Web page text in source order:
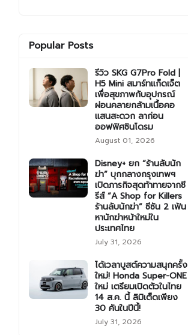
Popular Posts
รีวิว SKG G7Pro Fold |
H5 Mini สมาร์ทแก็ดเจ็ต
เพื่อสุขภาพกับอุปกรณ์
ผ่อนคลายกล้ามเนื้อคอ
แสนสะดวก ลาก่อน
ออฟฟิศซินโดรม
August 01, 2026
Disney+ ยก “ร้านลับนัก
ฆ่า” บุกกลางกรุงเทพฯ
เปิดภารกิจสุดท้าทายจากซี
รีส์ “A Shop for Killers
ร้านลับนักฆ่า” ซีซัน 2 เฟ้น
หานักฆ่าหน้าใหม่ใน
ประเทศไทย
July 31, 2026
ได้เวลาบูสต์ความสนุกครั้ง
ใหม่! Honda Super-ONE
ใหม่ เตรียมเปิดตัวในไทย
14 ส.ค. นี้ ลิมิเต็ดเพียง
30 คันในปีนี้!
July 31, 2026